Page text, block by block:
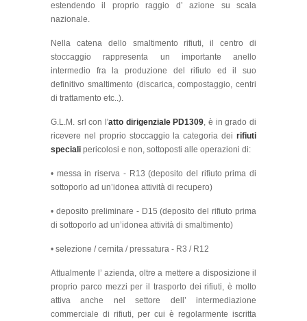
estendendo il proprio raggio d’ azione su scala
nazionale.
Nella catena dello smaltimento rifiuti, il centro di
stoccaggio rappresenta un importante anello
intermedio fra la produzione del rifiuto ed il suo
definitivo smaltimento (discarica, compostaggio, centri
di trattamento etc..).
G.L.M. srl con l'atto dirigenziale PD1309, è in grado di
ricevere nel proprio stoccaggio la categoria dei rifiuti
speciali pericolosi e non, sottoposti alle operazioni di:
• messa in riserva - R13 (deposito del rifiuto prima di
sottoporlo ad un’idonea attività di recupero)
• deposito preliminare - D15 (deposito del rifiuto prima
di sottoporlo ad un’idonea attività di smaltimento)
• selezione / cernita / pressatura - R3 / R12
Attualmente l’ azienda, oltre a mettere a disposizione il
proprio parco mezzi per il trasporto dei rifiuti, è molto
attiva anche nel settore dell’ intermediazione
commerciale di rifiuti, per cui è regolarmente iscritta